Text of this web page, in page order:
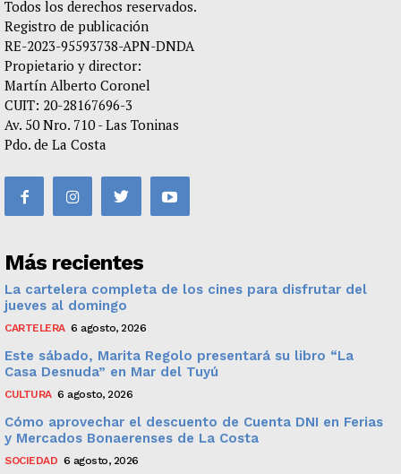
Todos los derechos reservados.
Registro de publicación
RE-2023-95593738-APN-DNDA
Propietario y director:
Martín Alberto Coronel
CUIT: 20-28167696-3
Av. 50 Nro. 710 - Las Toninas
Pdo. de La Costa
Más recientes
La cartelera completa de los cines para disfrutar del
jueves al domingo
CARTELERA 6 agosto, 2026
Este sábado, Marita Regolo presentará su libro “La
Casa Desnuda” en Mar del Tuyú
CULTURA 6 agosto, 2026
Cómo aprovechar el descuento de Cuenta DNI en Ferias
y Mercados Bonaerenses de La Costa
SOCIEDAD 6 agosto, 2026